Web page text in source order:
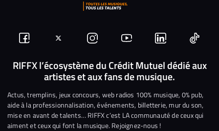
Suivez-
nous
Facebook
Suivez-
nous
sur
Twitter
Nous
rejoindre
sur
Instagram
Nous
rejoindre
sur
YouTube
Nous
rejoindre
sur
Linkedin
Nous
RIFFX l’écosystème du Crédit Mutuel dédié aux
artistes et aux fans de musique.
Actus, tremplins, jeux concours, web radios 100% musique, 0% pub,
aide à la professionnalisation, événements, billetterie, mur du son,
mise en avant de talents… RIFFX c’est LA communauté de ceux qui
aiment et ceux qui font la musique. Rejoignez-nous !